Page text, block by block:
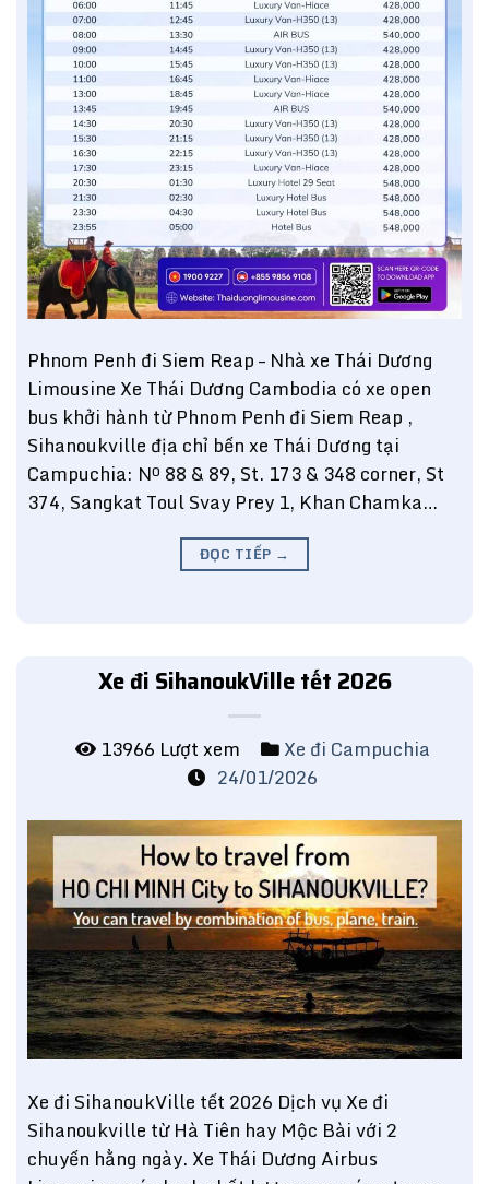
Phnom Penh đi Siem Reap – Nhà xe Thái Dương
Limousine Xe Thái Dương Cambodia có xe open
bus khởi hành từ Phnom Penh đi Siem Reap ,
Sihanoukville địa chỉ bến xe Thái Dương tại
Campuchia: Nº 88 & 89, St. 173 & 348 corner, St
374, Sangkat Toul Svay Prey 1, Khan Chamka…
ĐỌC TIẾP →
Xe đi SihanoukVille tết 2026
13966 Lượt xem
Xe đi Campuchia
24/01/2026
Xe đi SihanoukVille tết 2026 Dịch vụ Xe đi
Sihanoukville từ Hà Tiên hay Mộc Bài với 2
chuyến hằng ngày. Xe Thái Dương Airbus